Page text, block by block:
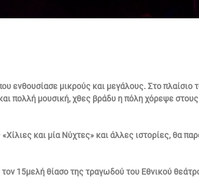
ενθουσίασε μικρούς και μεγάλους. Στο πλαίσιο
πολλή μουσική, χθες βράδυ η πόλη χόρεψε
και μία Νύχτες» και άλλες ιστορίες, θα
15μελή θίασο της τραγωδού του Εθνικού